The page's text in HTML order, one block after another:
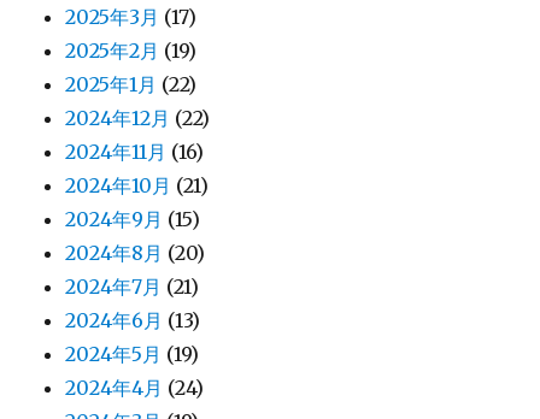
2025年3月 (17)
2025年2月 (19)
2025年1月 (22)
2024年12月 (22)
2024年11月 (16)
2024年10月 (21)
2024年9月 (15)
2024年8月 (20)
2024年7月 (21)
2024年6月 (13)
2024年5月 (19)
2024年4月 (24)